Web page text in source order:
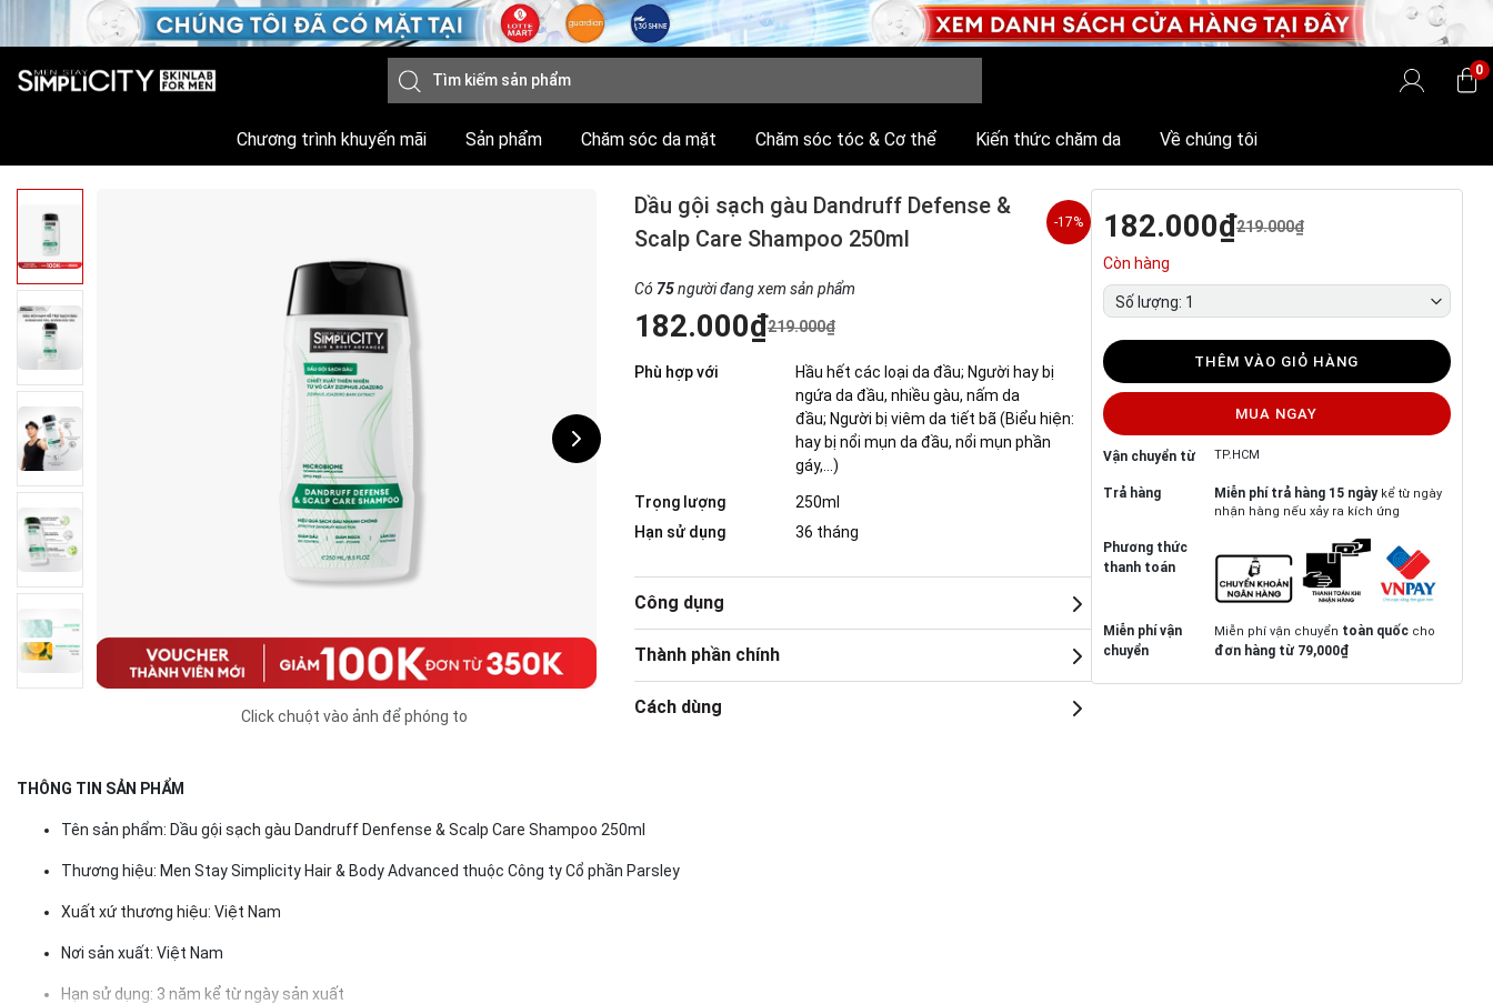
0
Chương trình khuyến mãi Sản phẩm Chăm sóc da mặt Chăm sóc tóc & Cơ thể Kiến thức chăm da Về chúng tôi
Click chuột vào ảnh để phóng to
Dầu gội sạch gàu Dandruff Defense &
Scalp Care Shampoo 250ml
-17%
Có 75người đang xem sản phẩm
182.000₫219.000₫
Phù hợp với
Hầu hết các loại da đầu; Người hay bị
ngứa da đầu, nhiều gàu, nấm da
đầu; Người bị viêm da tiết bã (Biểu hiện:
hay bị nổi mụn da đầu, nổi mụn phần
gáy,...)
Trọng lượng
250ml
Hạn sử dụng
36 tháng
Công dụng
Thành phần chính
Cách dùng
182.000₫219.000₫
Còn hàng
Số lượng: 1
THÊM VÀO GIỎ HÀNG
MUA NGAY
Vận chuyển từ TP.HCM
Trả hàng Miễn phí trả hàng 15 ngàykể từ ngày
nhận hàng nếu xảy ra kích ứng
Phương thức
thanh toán
Miễn phí vận
chuyển
Miễn phí vận chuyển toàn quốc cho
đơn hàng từ 79,000₫
THÔNG TIN SẢN PHẨM
Tên sản phẩm: Dầu gội sạch gàu Dandruff Denfense & Scalp Care Shampoo 250ml
Thương hiệu: Men Stay Simplicity Hair & Body Advanced thuộc Công ty Cổ phần Parsley
Xuất xứ thương hiệu: Việt Nam
Nơi sản xuất: Việt Nam
Hạn sử dụng: 3 năm kể từ ngày sản xuất